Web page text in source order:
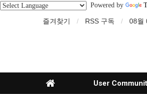
Powered by
즐겨찾기 RSS 구독 08월
User